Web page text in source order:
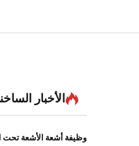
الأخبار
وظيفة أشعة الأشعة تحت